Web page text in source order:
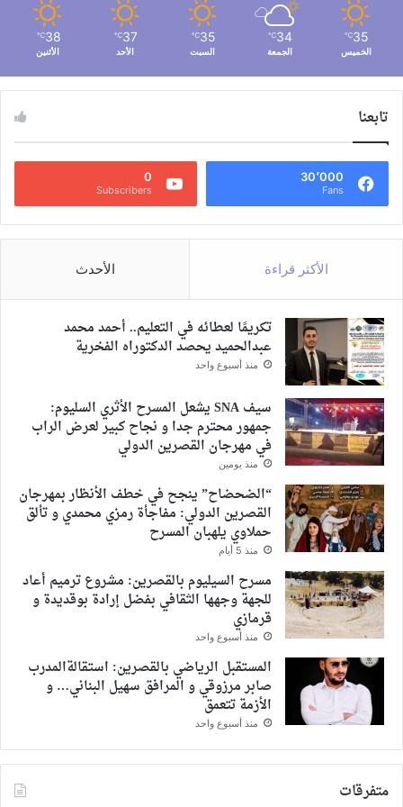
35
℃
الخميس
34
℃
الجمعة
35
℃
السبت
37
℃
الأحد
38
℃
الأثنين
تابعنا
30٬000
Fans
0
Subscribers
الأكثر قراءة الأحدث
تكريمًا لعطائه في التعليم.. أحمد محمد
عبدالحميد يحصد الدكتوراه الفخرية
منذ أسبوع واحد
سيف SNA يشعل المسرح الأثري السليوم:
جمهور محترم جدا و نجاح كبير لعرض الراب
في مهرجان القصرين الدولي
منذ يومين
“الضحضاح” ينجح في خطف الأنظار بمهرجان
القصرين الدولي: مفاجأة رمزي محمدي و تألق
حملاوي يلهبان المسرح
منذ 5 أيام
مسرح السيليوم بالقصرين: مشروع ترميم أعاد
للجهة وجهها الثقافي بفضل إرادة بوقديدة و
قرمازي
منذ أسبوع واحد
المستقبل الرياضي بالقصرين: استقالةالمدرب
صابر مرزوقي و المرافق سهيل البناني… و
الأزمة تتعمق
منذ أسبوع واحد
متفرقات